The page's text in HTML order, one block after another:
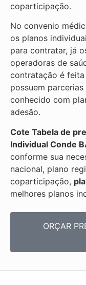
coparticipação.
No convenio
os planos
para contratar, já
operadoras de
contratação é
possuem
conhecido com
adesão.
Cote Tabela de
Individual Conde
conforme sua
nacional, plano
coparticipação,
melhores planos
ORÇAR